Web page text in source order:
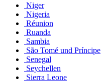
Niger
Nigeria
Réunion
Ruanda
Sambia
São Tomé und Príncipe
Senegal
Seychellen
Sierra Leone